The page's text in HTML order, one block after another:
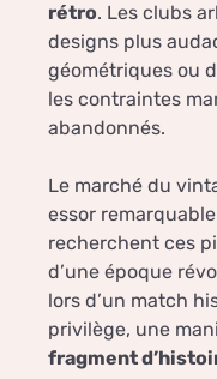
rétro. Les clubs
designs plus
géométriques ou
les contraintes
abandonnés.
Le marché du
essor
recherchent ces
d’une époque
lors d’un match
privilège, une
fragment